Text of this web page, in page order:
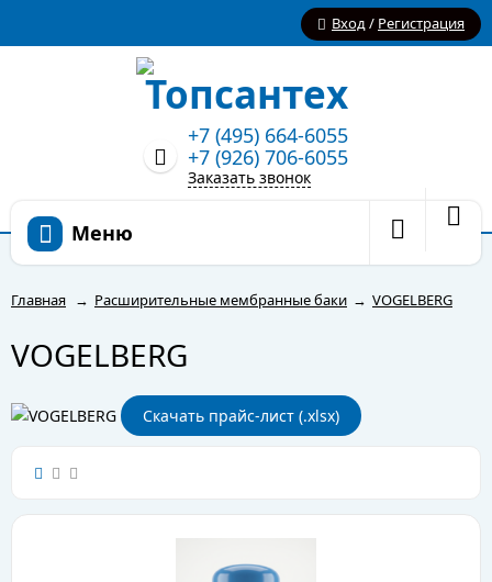
Вход/ Регистрация
+7 (495) 664-6055
+7 (926) 706-6055
Заказать звонок
Меню
Главная → Расширительные мембранные баки → VOGELBERG
VOGELBERG
Скачать прайс-лист (.xlsx)